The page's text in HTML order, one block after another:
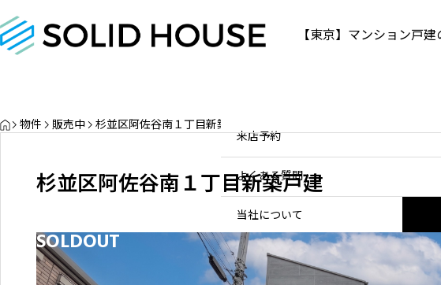
販売実績
買取実績
物件を探す
個人のお客様へ
不動産会社様へ
来店予約
よくある質問
当社について
スタッフ一覧
ブログ
【東京】マンション戸
三軒茶屋の不動産資産価値と
売却・買取ポイント【2026年
最新】
HOME
物件 販売中 杉並区阿佐谷南１丁目新築戸建
杉並区阿佐谷南１丁目新築戸建
SOLDOUT